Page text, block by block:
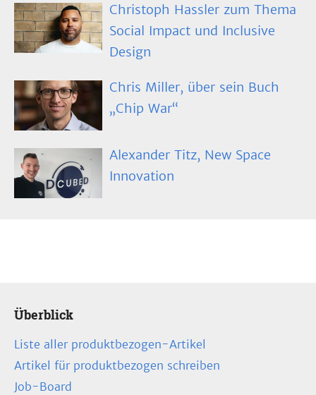
Christoph Hassler zum Thema
Social Impact und Inclusive
Design
Chris Miller, über sein Buch
„Chip War“
Alexander Titz, New Space
Innovation
Überblick
Liste aller produktbezogen-Artikel
Artikel für produktbezogen schreiben
Job-Board